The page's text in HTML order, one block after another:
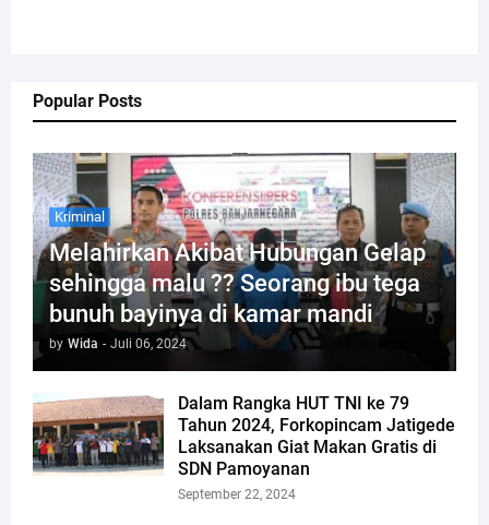
Popular Posts
Kriminal
Melahirkan Akibat Hubungan Gelap
sehingga malu ?? Seorang ibu tega
bunuh bayinya di kamar mandi
by Wida - Juli 06, 2024
Dalam Rangka HUT TNI ke 79
Tahun 2024, Forkopincam Jatigede
Laksanakan Giat Makan Gratis di
SDN Pamoyanan
September 22, 2024